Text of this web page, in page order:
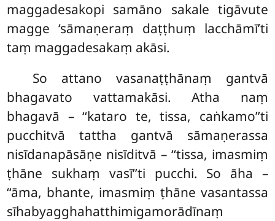
maggadesakopi samāno sakale tigāvute
magge ‘sāmaṇeraṃ daṭṭhuṃ lacchāmī’ti
taṃ maggadesakaṃ akāsi.
So attano vasanaṭṭhānaṃ gantvā
bhagavato vattamakāsi. Atha naṃ
bhagavā – ‘‘kataro te, tissa, caṅkamo’’ti
pucchitvā tattha gantvā sāmaṇerassa
nisīdanapāsāṇe nisīditvā – ‘‘tissa, imasmiṃ
ṭhāne sukhaṃ vasī’’ti pucchi. So āha –
‘‘āma, bhante, imasmiṃ ṭhāne vasantassa
sīhabyagghahatthimigamorādīnaṃ